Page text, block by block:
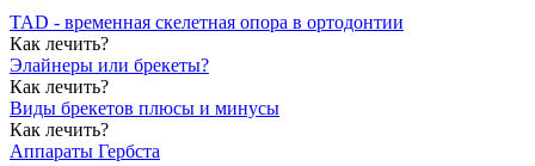
TAD - временная скелетная опора в ортодонтии
Как лечить?
Элайнеры или брекеты?
Как лечить?
Виды брекетов плюсы и минусы
Как лечить?
Аппараты Гербста